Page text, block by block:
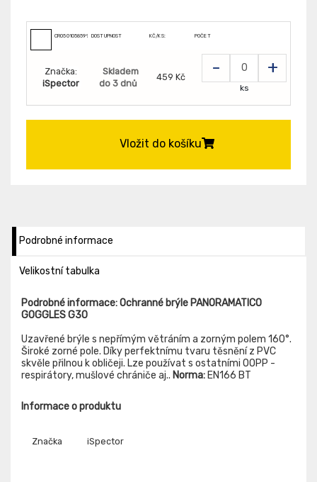
CR0501058599999DOSTUPNOST KČ/KS: POČET
Značka:
iSpector
Skladem
do 3 dnů
459 Kč - +
ks
Vložit do košíku
Podrobné informace
Velikostní tabulka
Podrobné informace: Ochranné brýle PANORAMATICO
GOGGLES G30
Uzavřené brýle s nepřímým větráním a zorným polem 160°.
Široké zorné pole. Díky perfektnímu tvaru těsnění z PVC
skvěle přilnou k obličeji. Lze používat s ostatními OOPP -
respirátory, mušlové chrániče aj.. Norma: EN166 BT
Informace o produktu
Značka iSpector